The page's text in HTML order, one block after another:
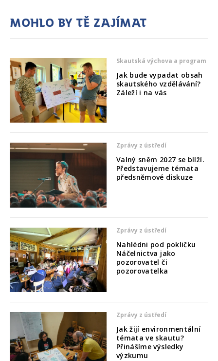
Mohlo by tě zajímat
Skautská výchova a program
Jak bude vypadat obsah
skautského vzdělávání?
Záleží i na vás
Zprávy z ústředí
Valný sněm 2027 se blíží.
Představujeme témata
předsněmové diskuze
Zprávy z ústředí
Nahlédni pod pokličku
Náčelnictva jako
pozorovatel či
pozorovatelka
Zprávy z ústředí
Jak žijí environmentální
témata ve skautu?
Přinášíme výsledky
výzkumu